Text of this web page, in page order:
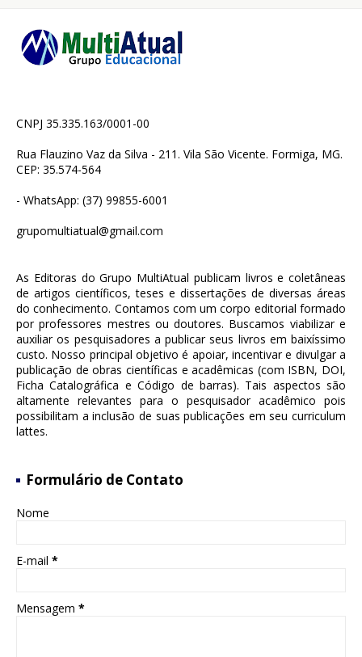
CNPJ 35.335.163/0001-00
Rua Flauzino Vaz da Silva - 211. Vila São Vicente. Formiga, MG.
CEP: 35.574-564
- WhatsApp: (37) 99855-6001
grupomultiatual@gmail.com
As Editoras do Grupo MultiAtual publicam livros e coletâneas
de artigos científicos, teses e dissertações de diversas áreas
do conhecimento. Contamos com um corpo editorial formado
por professores mestres ou doutores. Buscamos viabilizar e
auxiliar os pesquisadores a publicar seus livros em baixíssimo
custo. Nosso principal objetivo é apoiar, incentivar e divulgar a
publicação de obras científicas e acadêmicas (com ISBN, DOI,
Ficha Catalográfica e Código de barras). Tais aspectos são
altamente relevantes para o pesquisador acadêmico pois
possibilitam a inclusão de suas publicações em seu curriculum
lattes.
Formulário de Contato
Nome
E-mail *
Mensagem *